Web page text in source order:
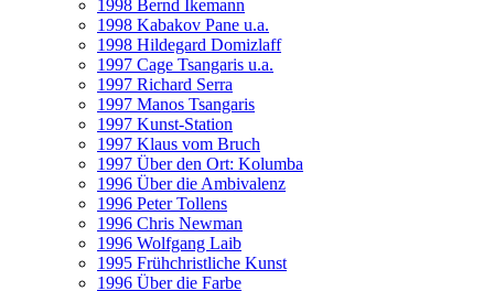
1998 Bernd Ikemann
1998 Kabakov Pane u.a.
1998 Hildegard Domizlaff
1997 Cage Tsangaris u.a.
1997 Richard Serra
1997 Manos Tsangaris
1997 Kunst-Station
1997 Klaus vom Bruch
1997 Über den Ort: Kolumba
1996 Über die Ambivalenz
1996 Peter Tollens
1996 Chris Newman
1996 Wolfgang Laib
1995 Frühchristliche Kunst
1996 Über die Farbe